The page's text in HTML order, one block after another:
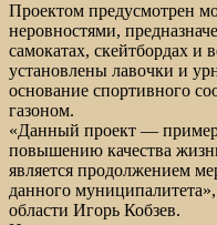
Проектом предусмотрен
неровностями,
самокатах, скейтбордах и
установлены лавочки и
основание спортивного
газоном.
«Данный проект — пример
повышению качества
является продолжением
данного
области Игорь Кобзев.